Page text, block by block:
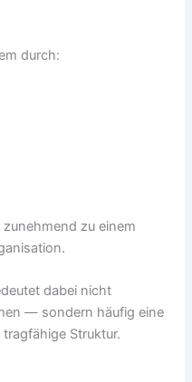
durch:
zu einem
dabei nicht
— sondern häufig eine
Struktur.